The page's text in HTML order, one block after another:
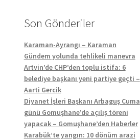
Son Gönderiler
Karaman-Ayrangı – Karaman
Gündem yolunda tehlikeli manevra
Artvin’de CHP’den toplu istifa: 6
belediye başkanı yeni partiye geçti –
Aarti Gercik
Diyanet İşleri Başkanı Arbaguş Cuma
günü Gomuşhane’de açılış töreni
yapacak – Gomuşhane’den Haberler
Karabük’te yangın: 10 dönüm arazi